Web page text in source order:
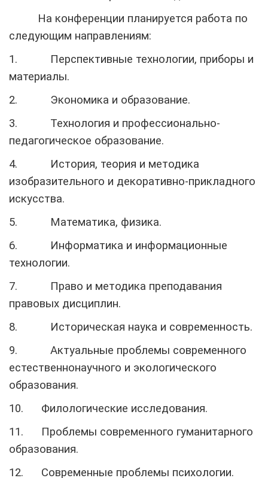
На конференции планируется работа по
следующим направлениям:
1. Перспективные технологии, приборы и
материалы.
2. Экономика и образование.
3. Технология и профессионально-
педагогическое образование.
4. История, теория и методика
изобразительного и декоративно-прикладного
искусства.
5. Математика, физика.
6. Информатика и информационные
технологии.
7. Право и методика преподавания
правовых дисциплин.
8. Историческая наука и современность.
9. Актуальные проблемы современного
естественнонаучного и экологического
образования.
10. Филологические исследования.
11. Проблемы современного гуманитарного
образования.
12. Современные проблемы психологии.